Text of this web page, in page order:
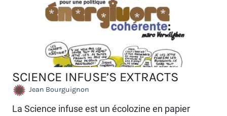
SCIENCE INFUSE’S EXTRACTS
Jean Bourguignon
La Science infuse est un écolozine en papier